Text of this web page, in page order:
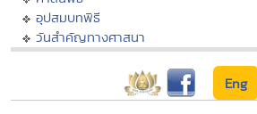
อุปสมบทพิธี
วันสำคัญทางศาสนา
Eng